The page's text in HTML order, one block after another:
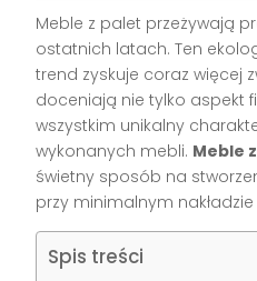
Meble z palet przeżywają
ostatnich latach. Ten
trend zyskuje coraz więcej
doceniają nie tylko aspekt
wszystkim unikalny
wykonanych mebli. Meble
świetny sposób na
przy minimalnym
Spis treści